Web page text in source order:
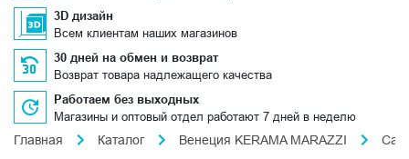
3D дизайн
Всем клиентам наших магазинов
30 дней на обмен и возврат
Возврат товара надлежащего качества
Работаем без выходных
Магазины и оптовый отдел работают 7 дней в неделю
Главная
Каталог Венеция KERAMA MARAZZI